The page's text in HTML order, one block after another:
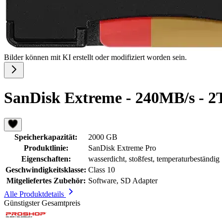
Bilder können mit KI erstellt oder modifiziert worden sein.
SanDisk Extreme - 240MB/s -
Speicherkapazität:
2000 GB
Produktlinie:
SanDisk Extreme Pro
Eigenschaften:
wasserdicht, stoßfest, temperaturbeständig
Geschwindigkeitsklasse: Class 10
Mitgeliefertes Zubehör: Software, SD Adapter
Alle Produktdetails
Günstigster Gesamtpreis